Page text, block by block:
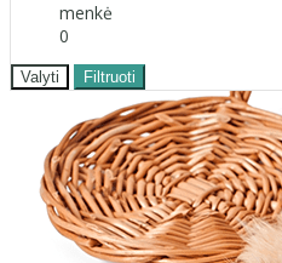
menkė
0
Valyti Filtruoti